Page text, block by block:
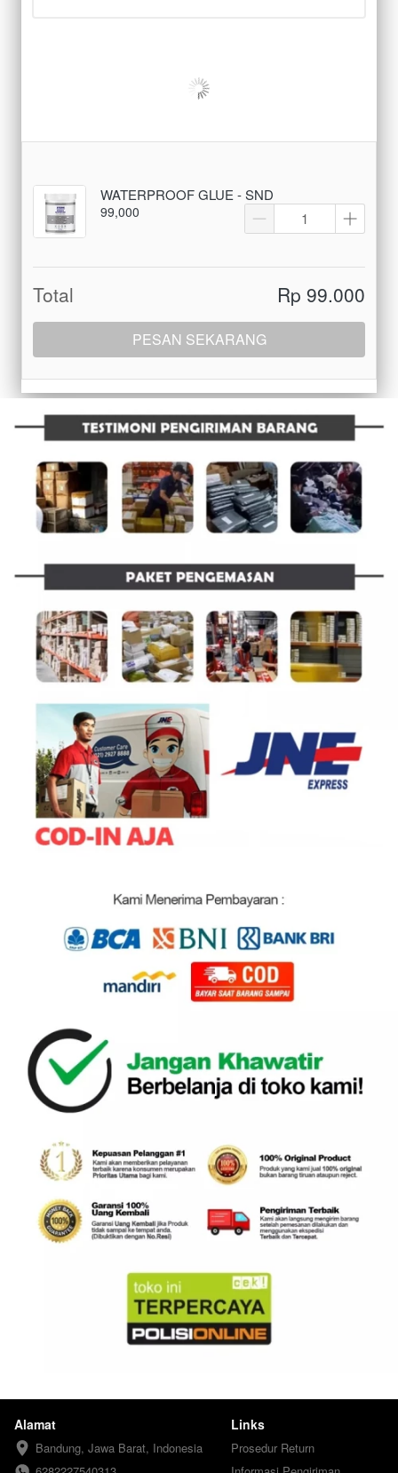
WATERPROOF GLUE - SND
99,000
Total Rp 99.000
`PESAN SEKARANG
Alamat
Bandung, Jawa Barat, Indonesia
Links
Prosedur Return